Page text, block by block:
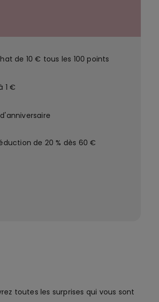
de 10 € tous les 100 points
1 €
de 20 % dès 60 €
toutes les surprises qui vous sont